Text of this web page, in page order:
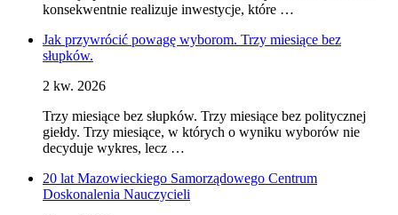
konsekwentnie realizuje inwestycje, które …
Jak przywrócić powagę wyborom. Trzy miesiące bez
słupków.
2 kw. 2026
Trzy miesiące bez słupków. Trzy miesiące bez politycznej
giełdy. Trzy miesiące, w których o wyniku wyborów nie
decyduje wykres, lecz …
20 lat Mazowieckiego Samorządowego Centrum
Doskonalenia Nauczycieli